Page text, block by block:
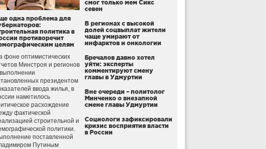
одна проблема для
политика в
противоречит
целям
фоне оптимистических
Минстроя и регионов
президентом
ввода жилья, в
наметилось
расхождение
фактической
строительной и
политики.
поставленной
Путиным
смог только мем Сикс
севен
В регионах с высокой
долей соцвыплат жители
чаще умирают от
инфарктов и онкологии
Бречалов давно хотел
уйти: эксперты
комментируют смену
главы в Удмуртии
Вне очереди – политолог
Минченко о внезапной
смене главы Удмуртии
Социологи зафиксировали
кризис восприятия власти
в России